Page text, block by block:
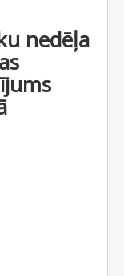
nedēļa